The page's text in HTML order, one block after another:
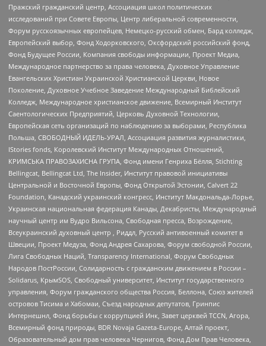
Пражский гражданский центр, Ассоциация школ политических
исследований при Совете Европы, Центр либеральной современности,
Форум русскоязычных европейцев, Немецко-русский обмен, Бард колледж,
Европейский выбор, Фонд Ходорковского, Оксфордский российский фонд,
Фонд Будущее России, Компания свободы информации, Проект Медиа,
Международное партнерство за права человека, Духовное Управление
Евангельских Христиан Украинской Христианской Церкви, Новое
Поколение, Духовное Учебное Заведение Международный Библейский
Колледж, Международное христианское движение, Всемирный Институт
Саентологических Предприятий, Церковь Духовной Технологии,
Европейская сеть организаций по наблюдению за выборами, Республика
Польша, СВОБОДНЫЙ ИДЕЛЬ-УРАЛ, Ассоциация развития журналистики,
IStories fonds, Королевский Институт Международных Отношений,
КРИМСЬКА ПРАВОЗАХИСНА ГРУПА, Фонд имени Генриха Бёлля, Stichting
Bellingcat, Bellingcat Ltd, The Insider, Институт правовой инициативы
Центральной и Восточной Европы, Фонд Открытой Эстонии, Calvert 22
Foundation, Канадский украинский конгресс, Институт Макдональда-Лорье,
Украинская национальная федерация Канады, Декабристы, Международный
научный центр им Вудро Вильсона, Свободная пресса, Возрождение,
Всеукраинский духовный центр , Риддл, Русский антивоенный комитет в
Швеции, Проект Медуза, Фонд Андрея Сахарова, Форум свободной России,
Лига Свободных Наций, Transparеncy International, Форум Свободных
Народов ПостРоссии, Солидарность с гражданским движением в России –
Solidarus, КрымSOS, Свободный университет, Институт государственного
управления, Форум гражданского общества Россия, Беллона, Союз жителей
островов Тисима и Хабомаи, Съезд народных депутатов, Гринпис
Интернешнл, Фонд борьбы с коррупцией Инк, Завет церквей TCCN, Агора,
Всемирный фонд природы, BDR Novaja Gazeta-Europe, Алтай проект,
Образовательный дом прав человека Чернигов, Фонд Дом Прав Человека,